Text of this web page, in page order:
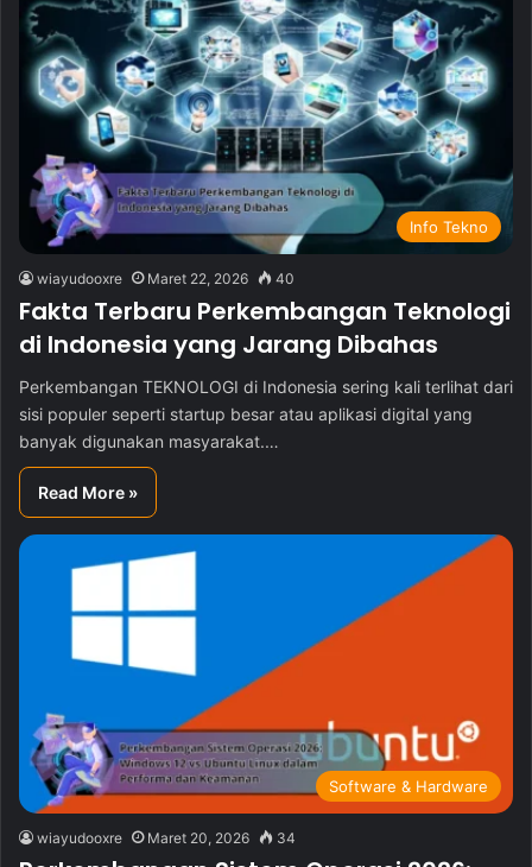
Info Tekno
wiayudooxre Maret 22, 2026 40
Fakta Terbaru Perkembangan Teknologi
di Indonesia yang Jarang Dibahas
Perkembangan TEKNOLOGI di Indonesia sering kali terlihat dari
sisi populer seperti startup besar atau aplikasi digital yang
banyak digunakan masyarakat.…
Read More »
Software & Hardware
wiayudooxre Maret 20, 2026 34